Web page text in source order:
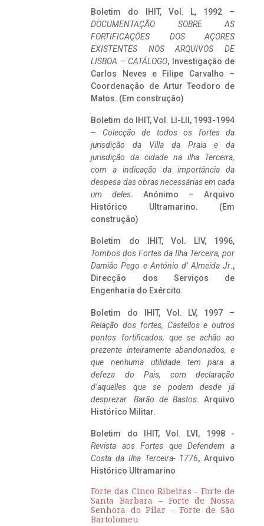
Boletim do IHIT, Vol. L, 1992 –
DOCUMENTAÇÃO SOBRE AS
FORTIFICAÇÕES DOS AÇORES
EXISTENTES NOS ARQUIVOS DE
LISBOA – CATÁLOGO, Investigação de
Carlos Neves e Filipe Carvalho –
Coordenação de Artur Teodoro de
Matos. (Em construção)
Boletim do IHIT, Vol. LI-LII, 1993-1994
– Colecção de todos os fortes da
jurisdição da Villa da Praia e da
jurisdição da cidade na ilha Terceira,
com a indicação da importância da
despesa das obras necessárias em cada
um deles. Anónimo – Arquivo
Histórico Ultramarino. (Em
construção)
Boletim do IHIT, Vol. LIV, 1996,
Tombos dos Fortes da Ilha Terceira, por
Damião Pego e António d’ Almeida Jr.,
Direcção dos Serviços de
Engenharia do Exército.
Boletim do IHIT, Vol. LV, 1997 –
Relação dos fortes, Castellos e outros
pontos fortificados, que se achão ao
prezente inteiramente abandonados, e
que nenhuma utilidade tem para a
defeza do Pais, com declaração
d’aquelles que se podem desde já
desprezar. Barão de Bastos. Arquivo
Histórico Militar.
Boletim do IHIT, Vol. LVI, 1998 -
Revista aos Fortes que Defendem a
Costa da Ilha Terceira- 1776, Arquivo
Histórico Ultramarino
Forte das Cinco Ribeiras – Forte de
Santa Barbara – Forte de Nossa
Senhora do Pilar – Forte de São
Bartolomeu